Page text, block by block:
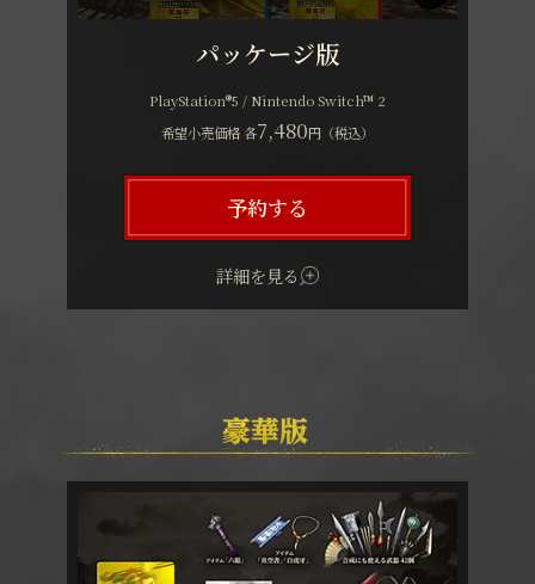
パッケージ版
PlayStation®5 / Nintendo Switch™ 2
希望小売価格 各7,480円（税込）
予約する
詳細を見る